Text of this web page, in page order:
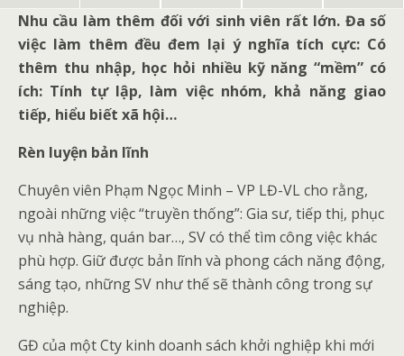
Nhu cầu làm thêm đối với sinh viên rất lớn. Đa số
việc làm thêm đều đem lại ý nghĩa tích cực: Có
thêm thu nhập, học hỏi nhiều kỹ năng “mềm” có
ích: Tính tự lập, làm việc nhóm, khả năng giao
tiếp, hiểu biết xã hội…
Rèn luyện bản lĩnh
Chuyên viên Phạm Ngọc Minh – VP LĐ-VL cho rằng,
ngoài những việc “truyền thống”: Gia sư, tiếp thị, phục
vụ nhà hàng, quán bar…, SV có thể tìm công việc khác
phù hợp. Giữ được bản lĩnh và phong cách năng động,
sáng tạo, những SV như thế sẽ thành công trong sự
nghiệp.
GĐ của một Cty kinh doanh sách khởi nghiệp khi mới